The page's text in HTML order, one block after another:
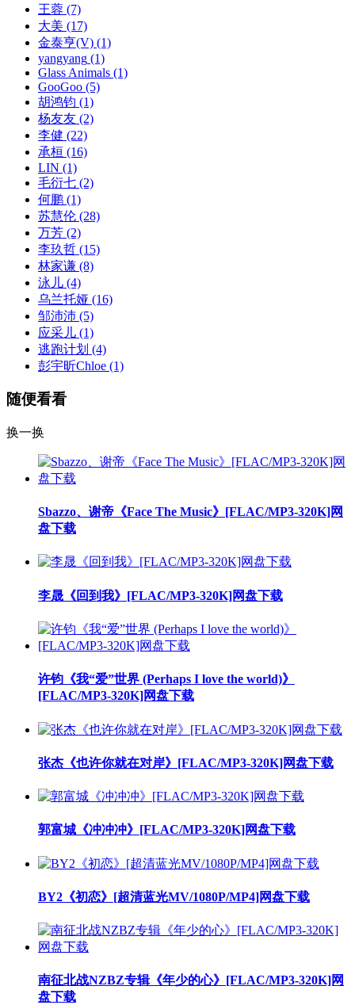
王蓉 (7)
大美 (17)
金泰亨(V) (1)
yangyang (1)
Glass Animals (1)
GooGoo (5)
胡鸿钧 (1)
杨友友 (2)
李健 (22)
承桓 (16)
LIN (1)
毛衍七 (2)
何鹏 (1)
苏慧伦 (28)
万芳 (2)
李玖哲 (15)
林家谦 (8)
泳儿 (4)
乌兰托娅 (16)
邹沛沛 (5)
应采儿 (1)
逃跑计划 (4)
彭宇昕Chloe (1)
随便看看
换一换
Sbazzo、谢帝《Face The Music》[FLAC/MP3-320K]网
盘下载
李晟《回到我》[FLAC/MP3-320K]网盘下载
许钧《我“爱”世界 (Perhaps I love the world)》
[FLAC/MP3-320K]网盘下载
张杰《也许你就在对岸》[FLAC/MP3-320K]网盘下载
郭富城《冲冲冲》[FLAC/MP3-320K]网盘下载
BY2《初恋》[超清蓝光MV/1080P/MP4]网盘下载
南征北战NZBZ专辑《年少的心》[FLAC/MP3-320K]网
盘下载